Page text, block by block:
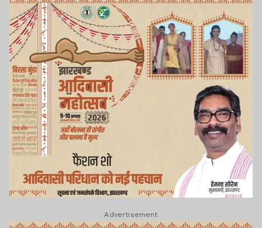
Advertisement